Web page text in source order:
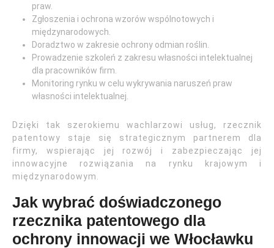
praw.
Zgłoszenia i ochrona wzorów wspólnotowych i
międzynarodowych.
Doradztwo w zakresie ochrony odmian roślin.
Prowadzenie szkoleń z zakresu własności intelektualnej
dla pracowników firm.
Monitoring rynku w celu wykrywania naruszeń praw
własności intelektualnej.
Dzięki tak szerokiemu wachlarzowi usług, rzecznik
patentowy staje się strategicznym partnerem dla
firmy, wspierając jej rozwój i zabezpieczając jej
innowacyjne rozwiązania na rynku krajowym i
międzynarodowym.
Jak wybrać doświadczonego
rzecznika patentowego dla
ochrony innowacji we Włocławku